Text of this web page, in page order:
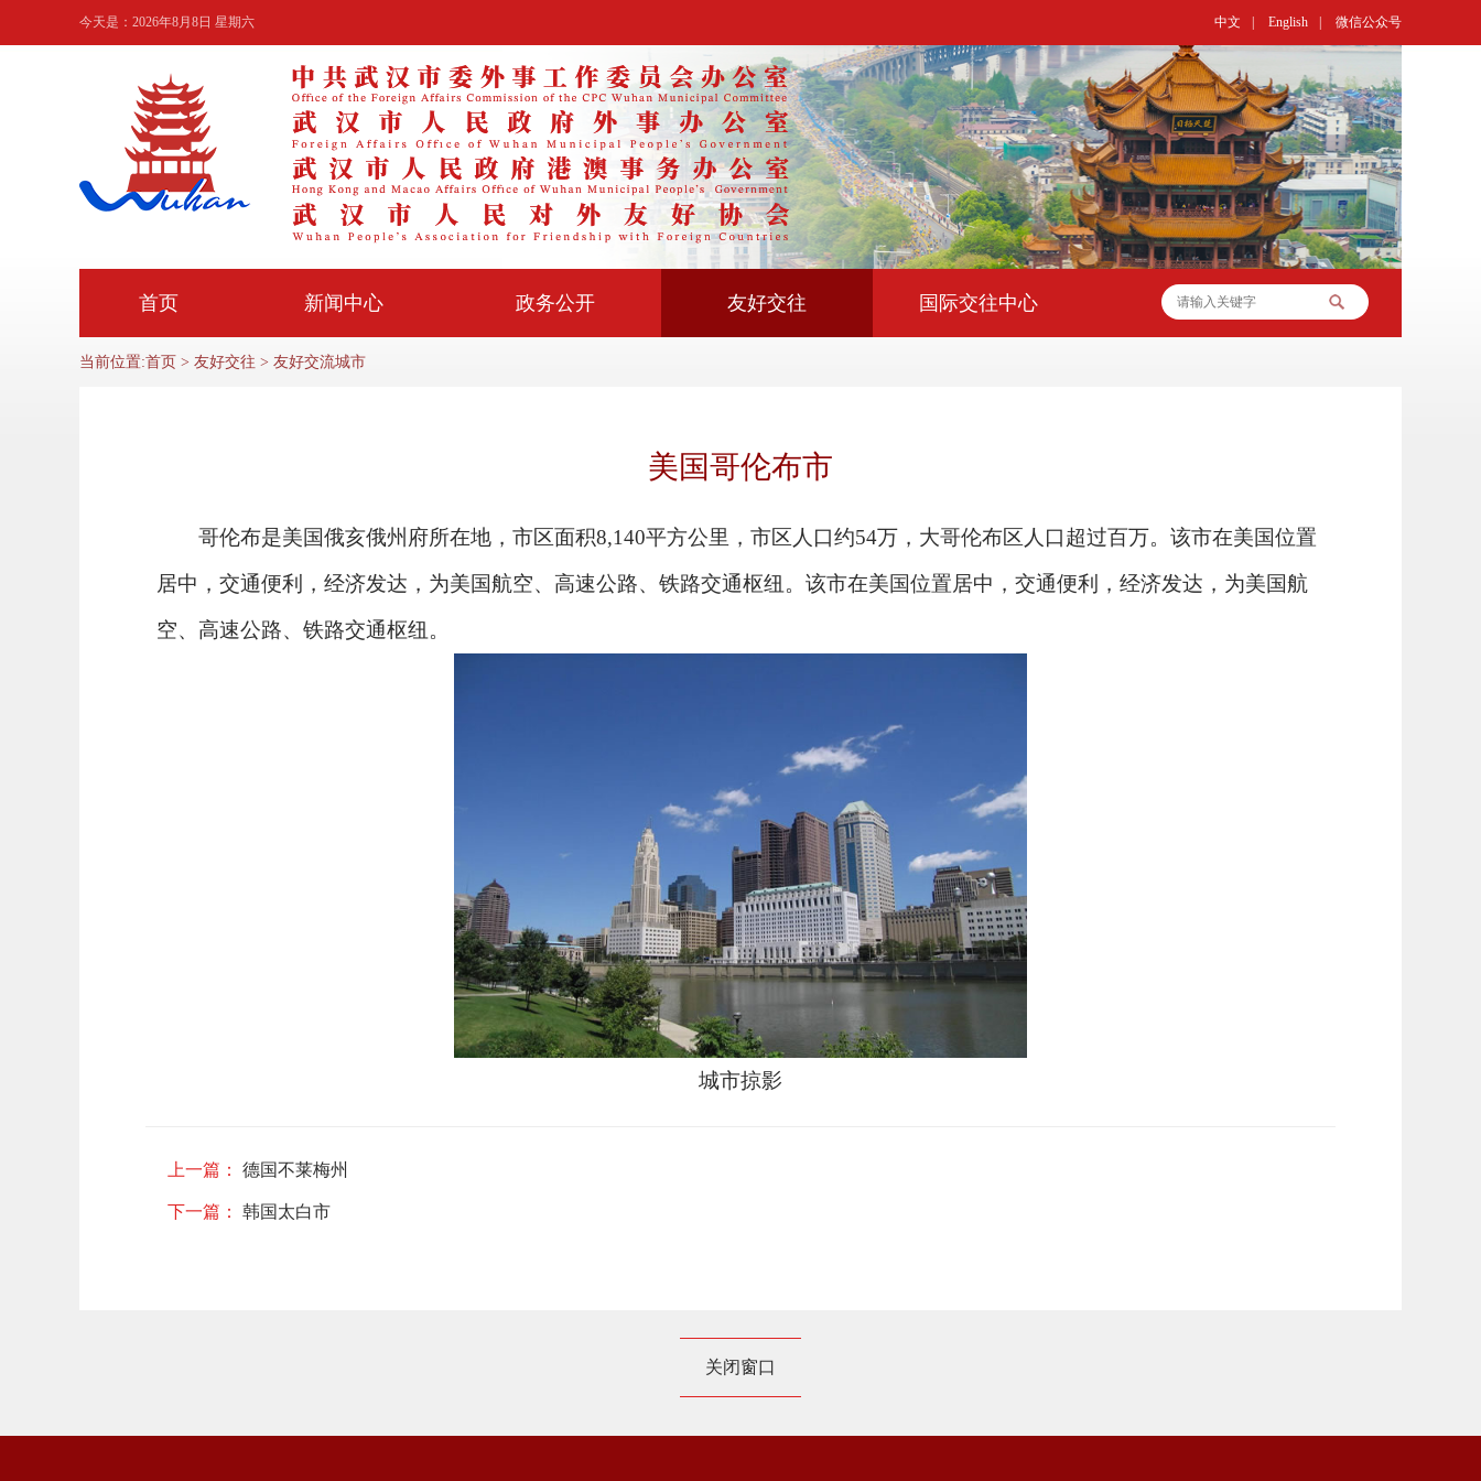
今天是： 2026年8月8日 星期六 中文 English 微信公众号
首页 新闻中心 政务公开 友好交往 国际交往中心
当前位置:首页 > 友好交往 > 友好交流城市
美国哥伦布市
哥伦布是美国俄亥俄州府所在地，市区面积8,140平方公里，市区人口约54万，大哥伦布区人口超过百万。该市在美国位置
居中，交通便利，经济发达，为美国航空、高速公路、铁路交通枢纽。该市在美国位置居中，交通便利，经济发达，为美国航
空、高速公路、铁路交通枢纽。
城市掠影
上一篇： 德国不莱梅州
下一篇： 韩国太白市
关闭窗口